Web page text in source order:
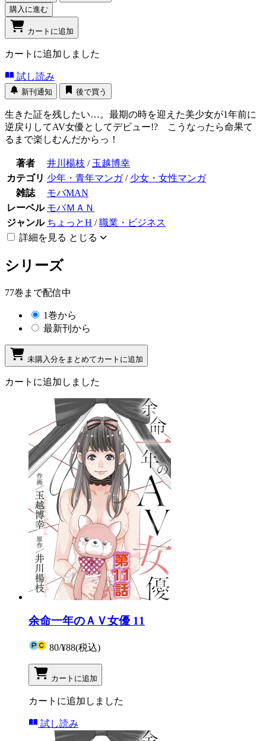
購入に進む
カートに追加
カートに追加しました
試し読み
新刊通知 後で買う
生きた証を残したい…。最期の時を迎えた美少女が1年前に
逆戻りしてAV女優としてデビュー!? こうなったら命果て
るまで楽しむんだからっ！
著者 井川楊枝 / 玉越博幸
カテゴリ 少年・青年マンガ/ 少女・女性マンガ
雑誌
モバMAN
レーベル モバＭＡＮ
ジャンル ちょっとH /職業・ビジネス
詳細を見る とじる
シリーズ
77巻まで配信中
1巻から
最新刊から
未購入分をまとめてカートに追加
カートに追加しました
余命一年のＡＶ女優 11
80/¥88(税込)
カートに追加
カートに追加しました
試し読み